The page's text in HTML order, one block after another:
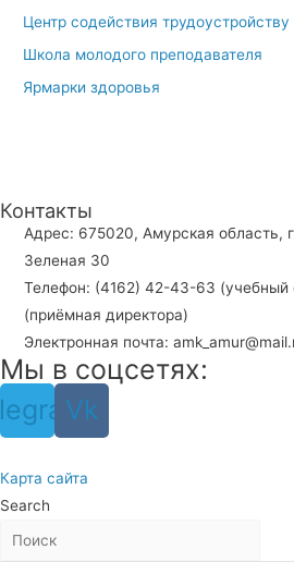
Центр содействия
Школа молодого преподавателя
Ярмарки здоровья
Контакты
Адрес: 675020, Амурская область,
Зеленая 30
Телефон: (4162) 42-43-63 (учебный
(приёмная директора)
Электронная почта:
Мы в соцсетях:
Vk
Карта сайта
Search